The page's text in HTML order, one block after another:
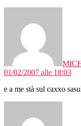
01/02/2007 alle 18:03
e a me stà sul caxxo